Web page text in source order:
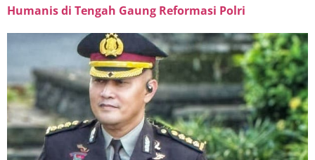
Humanis di Tengah Gaung Reformasi Polri